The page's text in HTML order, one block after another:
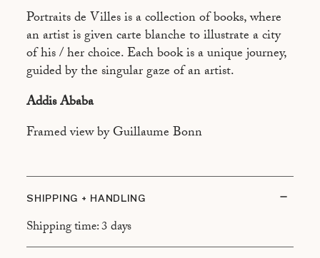
CHAMONIX PAR BENOIT LINERO
FREETOWN PAR ROBBIE LAWRENCE
HONOLULU PAR NIGEL SCOTT
JERUSALEM PAR CHANTAL STOMAN
LAS VEGAS PAR DIMITRI COSTE
NAPLES PAR VANESSA ATLAN
Portraits de Villes is a collection of books, where
an artist is given carte blanche to illustrate a city
of his / her choice. Each book is a unique journey,
guided by the singular gaze of an artist.
Addis Ababa
Framed view by Guillaume Bonn
SHIPPING + HANDLING
Shipping time: 3 days